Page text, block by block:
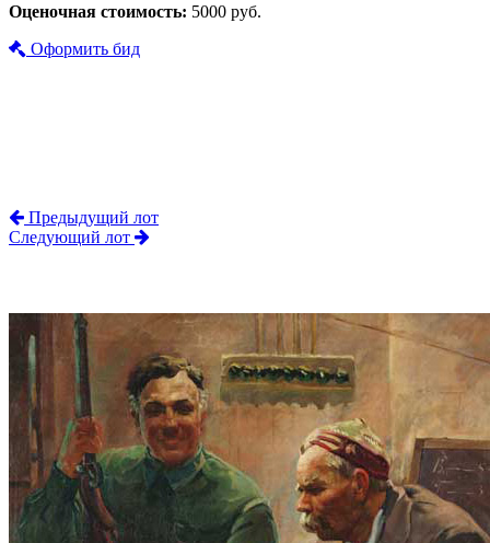
Оценочная стоимость: 5000 руб.
Оформить бид
Предыдущий лот
Следующий лот